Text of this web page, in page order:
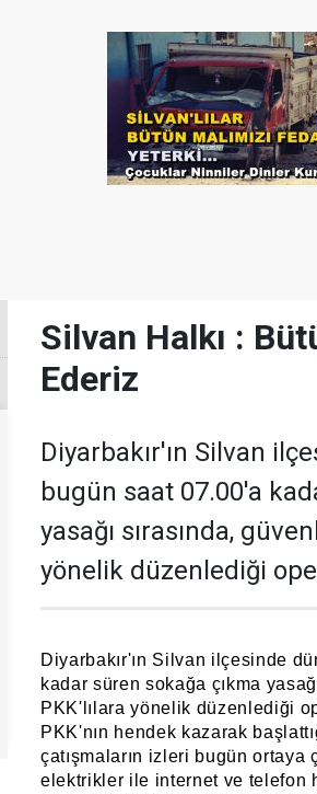
Silvan Halkı :
Ederiz
Diyarbakır'ın Silvan
bugün saat 07.00'a
yasağı sırasında,
yönelik düzenlediği
Diyarbakır'ın Silvan ilçesinde
kadar süren sokağa çıkma
PKK'lılara yönelik düzenlediği
PKK'nın hendek kazarak
çatışmaların izleri bugün ortaya
elektrikler ile internet ve telefon